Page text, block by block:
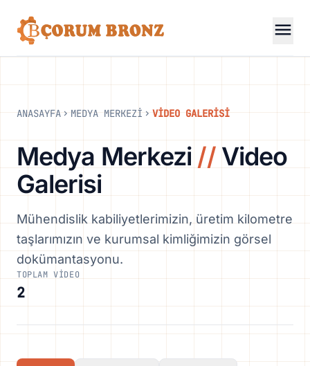
menu
ANASAYFA chevron_right MEDYA MERKEZİ chevron_right VİDEO GALERİSİ
Medya Merkezi //Video
Galerisi
Mühendislik kabiliyetlerimizin, üretim kilometre
taşlarımızın ve kurumsal kimliğimizin görsel
dokümantasyonu.
TOPLAM VIDEO
2